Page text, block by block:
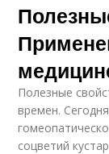
Полезные
времен.
соцветий